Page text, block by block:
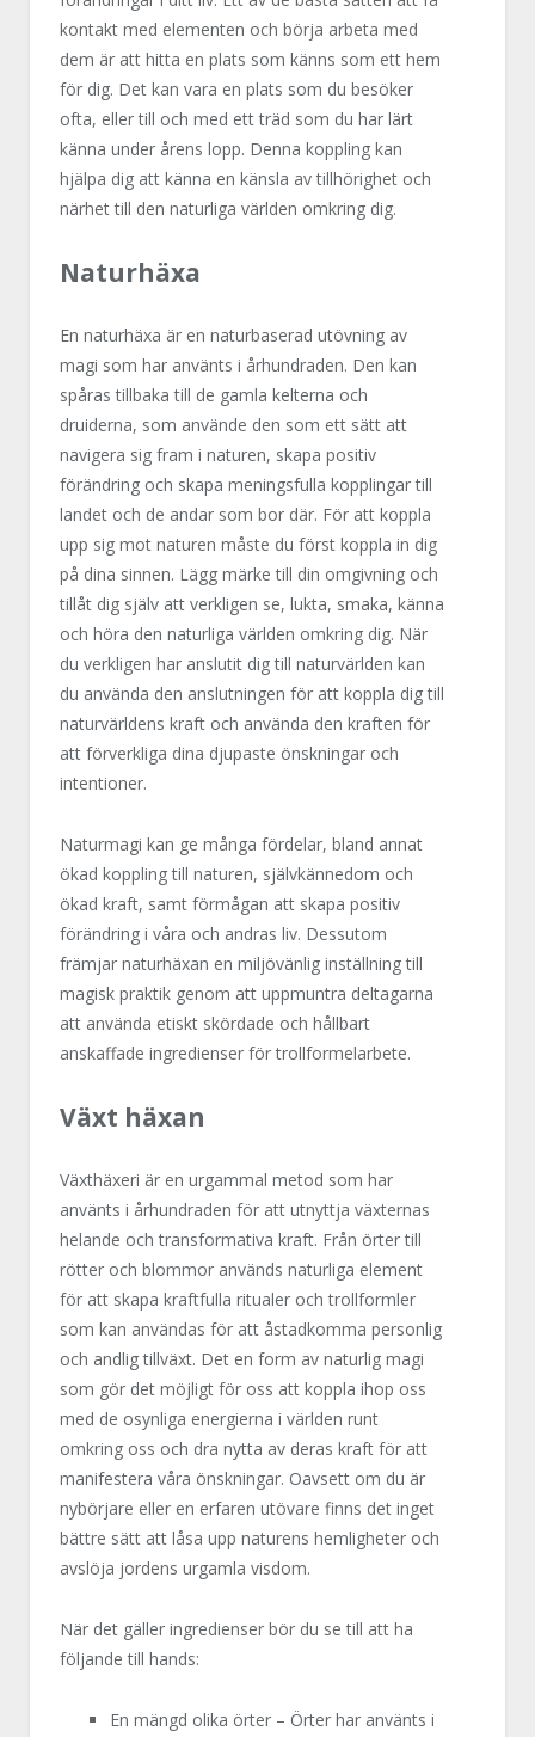
kontakt med elementen och börja arbeta med
dem är att hitta en plats som känns som ett hem
för dig. Det kan vara en plats som du besöker
ofta, eller till och med ett träd som du har lärt
känna under årens lopp. Denna koppling kan
hjälpa dig att känna en känsla av tillhörighet och
närhet till den naturliga världen omkring dig.
Naturhäxa
En naturhäxa är en naturbaserad utövning av
magi som har använts i århundraden. Den kan
spåras tillbaka till de gamla kelterna och
druiderna, som använde den som ett sätt att
navigera sig fram i naturen, skapa positiv
förändring och skapa meningsfulla kopplingar till
landet och de andar som bor där. För att koppla
upp sig mot naturen måste du först koppla in dig
på dina sinnen. Lägg märke till din omgivning och
tillåt dig själv att verkligen se, lukta, smaka, känna
och höra den naturliga världen omkring dig. När
du verkligen har anslutit dig till naturvärlden kan
du använda den anslutningen för att koppla dig till
naturvärldens kraft och använda den kraften för
att förverkliga dina djupaste önskningar och
intentioner.
Naturmagi kan ge många fördelar, bland annat
ökad koppling till naturen, självkännedom och
ökad kraft, samt förmågan att skapa positiv
förändring i våra och andras liv. Dessutom
främjar naturhäxan en miljövänlig inställning till
magisk praktik genom att uppmuntra deltagarna
att använda etiskt skördade och hållbart
anskaffade ingredienser för trollformelarbete.
Växt häxan
Växthäxeri är en urgammal metod som har
använts i århundraden för att utnyttja växternas
helande och transformativa kraft. Från örter till
rötter och blommor används naturliga element
för att skapa kraftfulla ritualer och trollformler
som kan användas för att åstadkomma personlig
och andlig tillväxt. Det en form av naturlig magi
som gör det möjligt för oss att koppla ihop oss
med de osynliga energierna i världen runt
omkring oss och dra nytta av deras kraft för att
manifestera våra önskningar. Oavsett om du är
nybörjare eller en erfaren utövare finns det inget
bättre sätt att låsa upp naturens hemligheter och
avslöja jordens urgamla visdom.
När det gäller ingredienser bör du se till att ha
följande till hands:
En mängd olika örter – Örter har använts i